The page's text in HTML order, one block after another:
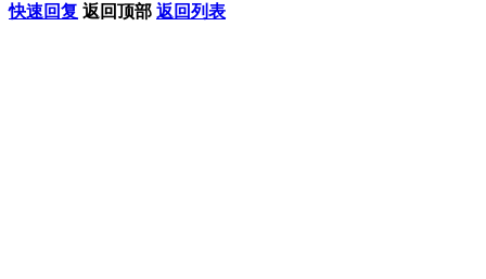
快速回复 返回顶部 返回列表